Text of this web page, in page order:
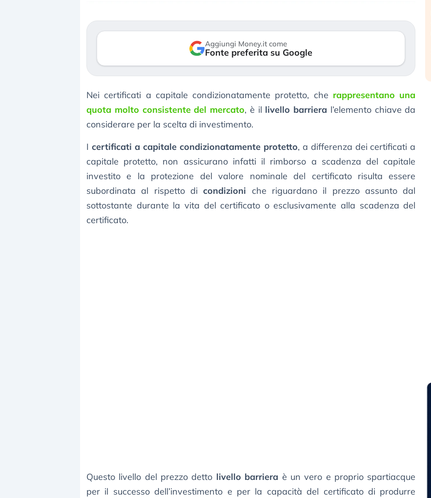
Aggiungi Money.it come
Fonte preferita su Google
Nei certificati a capitale condizionatamente protetto, che rappresentano una
quota molto consistente del mercato, è il livello barriera l’elemento chiave da
considerare per la scelta di investimento.
I certificati a capitale condizionatamente protetto, a differenza dei certificati a
capitale protetto, non assicurano infatti il rimborso a scadenza del capitale
investito e la protezione del valore nominale del certificato risulta essere
subordinata al rispetto dicondizioni che riguardano il prezzo assunto dal
sottostante durante la vita del certificato o esclusivamente alla scadenza del
certificato.
Questo livello del prezzo detto livello barriera è un vero e proprio spartiacque
per il successo dell’investimento e per la capacità del certificato di produrre
mostrando segni di stanchezza
verso le (…)
Kospi, mentre gli investitori retail (…)
30 luglio 2026